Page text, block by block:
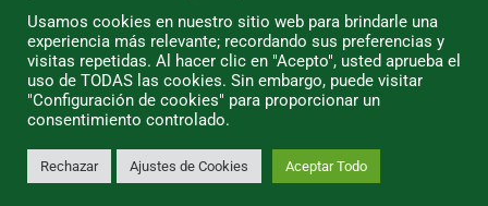
Usamos cookies en nuestro sitio web para brindarle una
experiencia más relevante; recordando sus preferencias y
visitas repetidas. Al hacer clic en "Acepto", usted aprueba el
uso de TODAS las cookies. Sin embargo, puede visitar
"Configuración de cookies" para proporcionar un
consentimiento controlado.
Rechazar Ajustes de Cookies Aceptar Todo